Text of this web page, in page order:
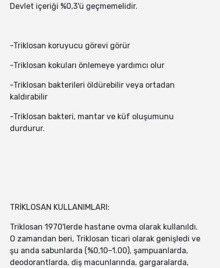
Devlet içeriği %0,3'ü geçmemelidir.
-Triklosan koruyucu görevi görür
-Triklosan kokuları önlemeye yardımcı olur
-Triklosan bakterileri öldürebilir veya ortadan
kaldırabilir
-Triklosan bakteri, mantar ve küf oluşumunu
durdurur.
TRİKLOSAN KULLANIMLARI:
Triklosan 1970'lerde hastane ovma olarak kullanıldı.
O zamandan beri, Triklosan ticari olarak genişledi ve
şu anda sabunlarda (%0,10–1.00), şampuanlarda,
deodorantlarda, diş macunlarında, gargaralarda,